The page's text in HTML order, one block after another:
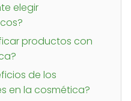
elegir
productos con
de los
en la cosmética?